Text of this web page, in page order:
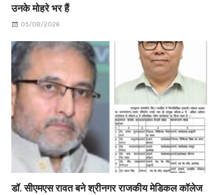
उनके मोहरे भर हैं
05/08/2026
डॉ. सीएमएस रावत बने श्रीनगर राजकीय मेडिकल कॉलेज